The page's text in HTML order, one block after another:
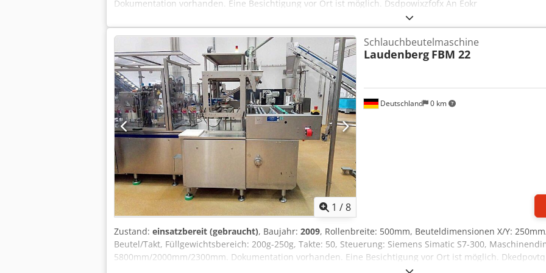
Dokumentation vorhanden. Eine Besichtigung vor Ort ist möglich. Dsdpowixzfofx An Eokr
1 /8
Deutschland 0 km
Schlauchbeutelmaschine
Laudenberg FBM 22
Zustand: einsatzbereit (gebraucht), Baujahr: 2009, Rollenbreite: 500mm, Beuteldimensionen X/Y:
Beutel/Takt, Füllgewichtsbereich: 200g-250g, Takte: 50, Steuerung: Siemens Simatic S7-300,
5800mm/2000mm/2300mm. Dokumentation vorhanden. Eine Besichtigung vor Ort ist möglich.